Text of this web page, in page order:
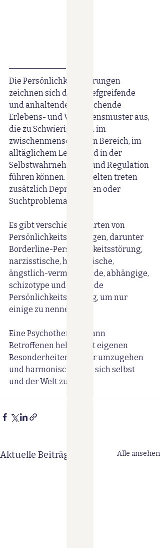
Die Persönlichkeitsstörungen
zeichnen sich durch tiefgreifende
und anhaltende abweichende
Erlebens- und Verhaltensmuster aus,
die zu Schwierigkeiten im
zwischenmenschlichen Bereich, im
alltäglichem Leben und in der
Selbstwahrnehmung und Regulation
führen können. Nicht selten treten
zusätzlich Depressionen oder
Suchtproblematik auf.
Es gibt verschiedene Arten von
Persönlichkeitsstörungen, darunter
Borderline-Persönlichkeitsstörung,
narzisstische, histrionische,
ängstlich-vermeindende, abhängige,
schizotype und schizoide
Persönlichkeitsstörung, um nur
einige zu nennen.
Eine Psychotherapie kann
Betroffenen helfen, mit eigenen
Besonderheiten besser umzugehen
und harmonischer mit sich selbst
und der Welt zu leben.
Aktuelle Beiträge Alle ansehen